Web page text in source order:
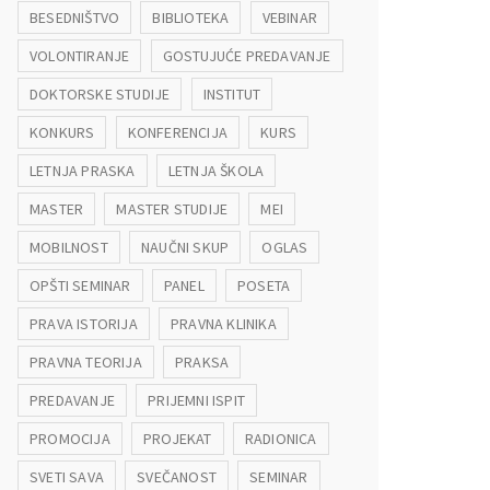
BESEDNIŠTVO
BIBLIOTEKA
VEBINAR
VOLONTIRANJE
GOSTUJUĆE PREDAVANJE
DOKTORSKE STUDIJE
INSTITUT
KONKURS
KONFERENCIJA
KURS
LETNJA PRASKA
LETNJA ŠKOLA
MASTER
MASTER STUDIJE
MEI
MOBILNOST
NAUČNI SKUP
OGLAS
OPŠTI SEMINAR
PANEL
POSETA
PRAVA ISTORIJA
PRAVNA KLINIKA
PRAVNA TEORIJA
PRAKSA
PREDAVANJE
PRIJEMNI ISPIT
PROMOCIJA
PROJEKAT
RADIONICA
SVETI SAVA
SVEČANOST SEMINAR